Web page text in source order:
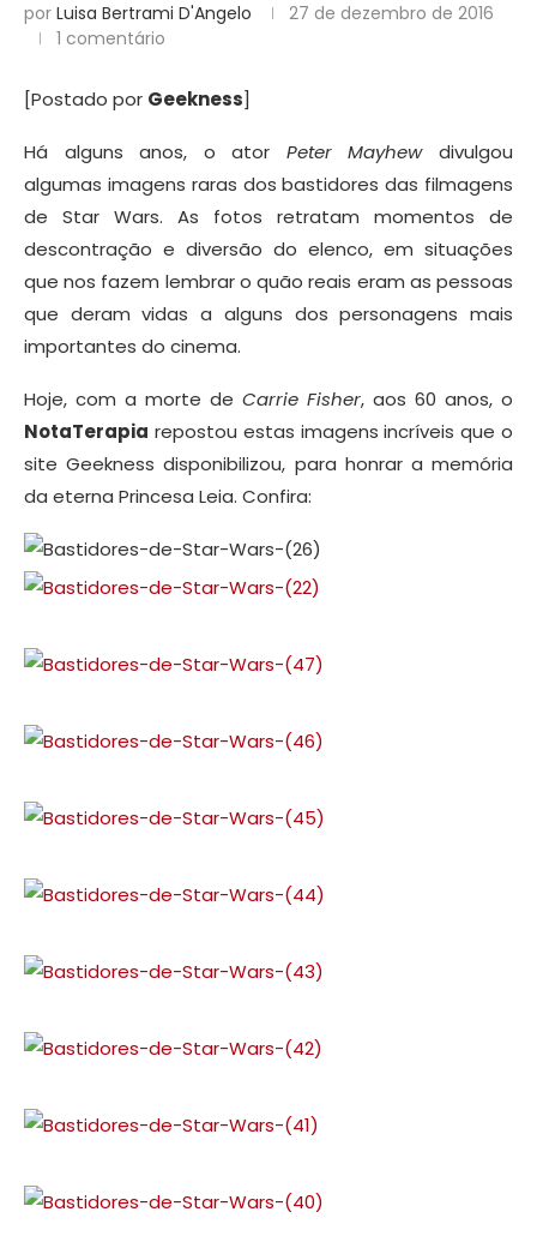
por Luisa Bertrami D'Angelo
27 de dezembro de 2016
1 comentário
[Postado por Geekness]
Há alguns anos, o ator Peter Mayhewdivulgou
algumas imagens raras dos bastidores das filmagens
de Star Wars. As fotos retratam momentos de
descontração e diversão do elenco, em situações
que nos fazem lembrar o quão reais eram as pessoas
que deram vidas a alguns dos personagens mais
importantes do cinema.
Hoje, com a morte de Carrie Fisher, aos 60 anos, o
NotaTerapia repostou estas imagens incríveis que o
site Geekness disponibilizou, para honrar a memória
da eterna Princesa Leia. Confira: